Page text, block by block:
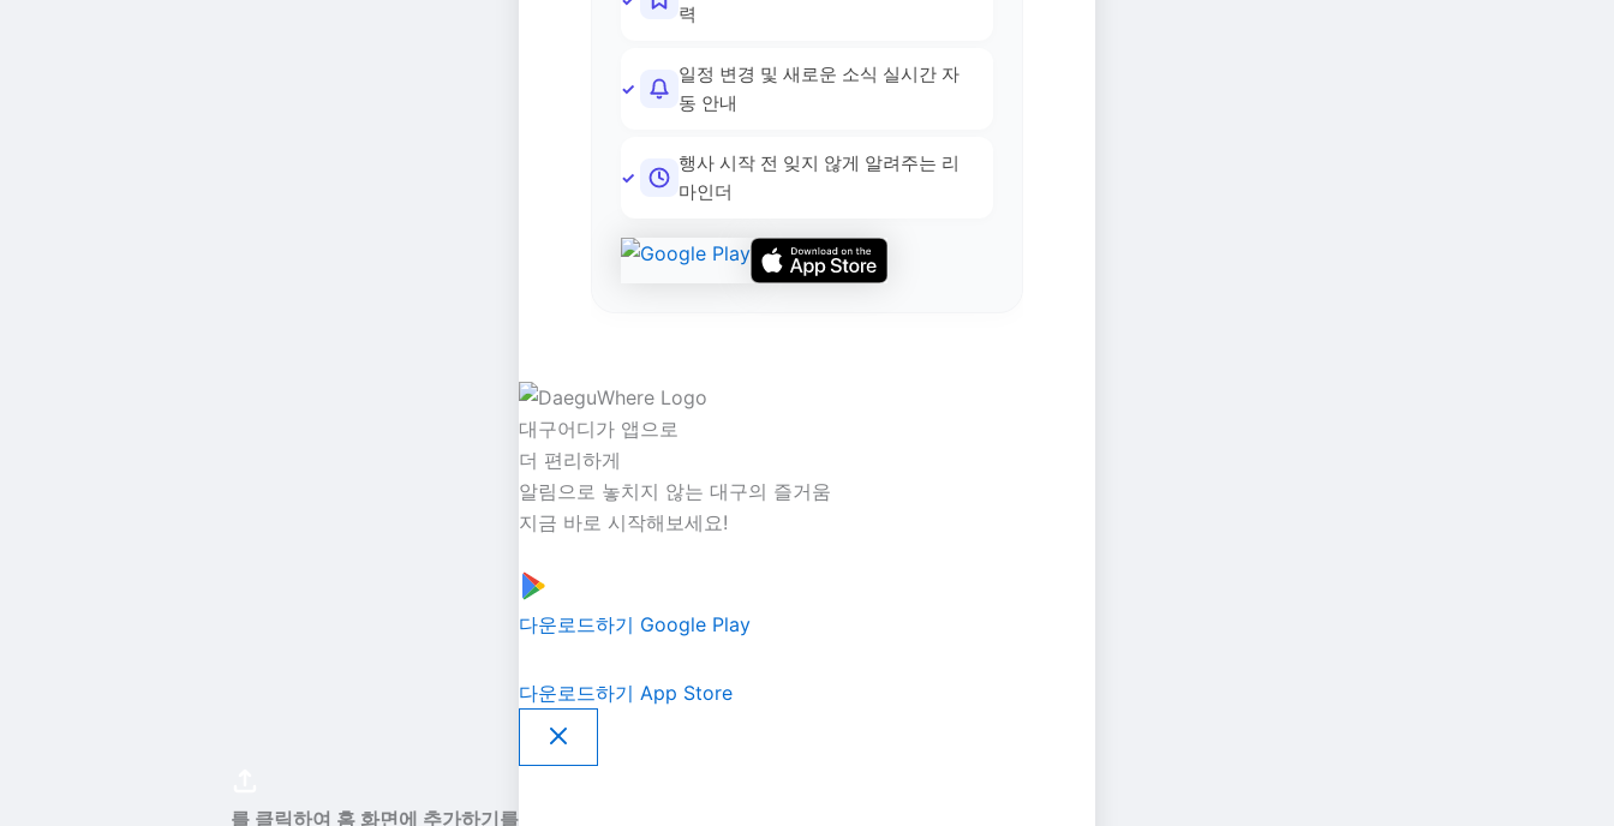
력
일정 변경 및 새로운 소식 실시간 자
동 안내
행사 시작 전 잊지 않게 알려주는 리
마인더
대구어디가 앱으로
더 편리하게
알림으로 놓치지 않는 대구의 즐거움
지금 바로 시작해보세요!
다운로드하기 Google Play
다운로드하기 App Store
를 클릭하여 홈 화면에 추가하기를